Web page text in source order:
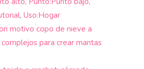
, Uso:Hogar
motivo copo de nieve a
para crear mantas